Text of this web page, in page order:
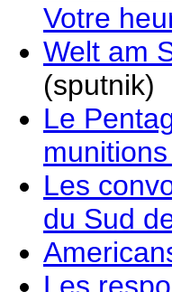
Votre
Welt am
(sputnik)
Le
Les
du Sud